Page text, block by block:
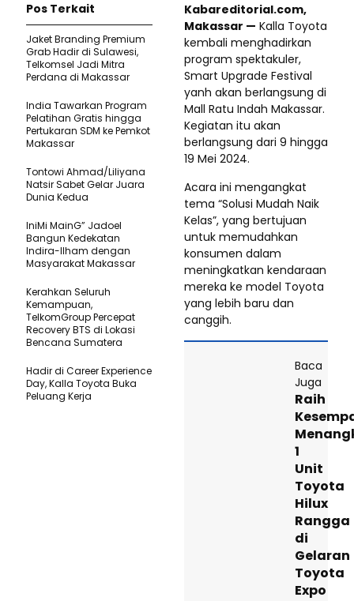
Kabareditorial.com,
Makassar — Kalla Toyota
kembali menghadirkan
program spektakuler,
Smart Upgrade Festival
yanh akan berlangsung di
Mall Ratu Indah Makassar.
Kegiatan itu akan
berlangsung dari 9 hingga
19 Mei 2024.
Acara ini mengangkat
tema “Solusi Mudah Naik
Kelas”, yang bertujuan
untuk memudahkan
konsumen dalam
meningkatkan kendaraan
mereka ke model Toyota
yang lebih baru dan
canggih.
Baca
Juga
Raih
1
Unit
Toyota
Hilux
Rangga
di
Gelaran
Toyota
Expo
Pos Terkait
Jaket Branding Premium
Grab Hadir di Sulawesi,
Telkomsel Jadi Mitra
Perdana di Makassar
India Tawarkan Program
Pelatihan Gratis hingga
Pertukaran SDM ke Pemkot
Makassar
Tontowi Ahmad/Liliyana
Natsir Sabet Gelar Juara
Dunia Kedua
IniMi MainG” Jadoel
Bangun Kedekatan
Indira-Ilham dengan
Masyarakat Makassar
Kerahkan Seluruh
Kemampuan,
TelkomGroup Percepat
Recovery BTS di Lokasi
Bencana Sumatera
Hadir di Career Experience
Day, Kalla Toyota Buka
Peluang Kerja